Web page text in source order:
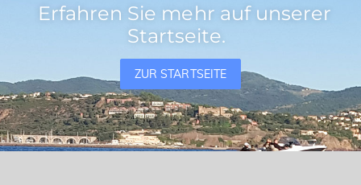
Erfahren Sie mehr auf unserer
Startseite.
ZUR STARTSEITE